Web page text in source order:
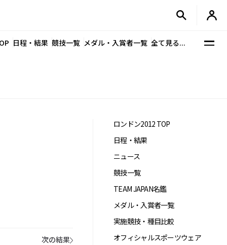
日程・結果 競技一覧 メダル・入賞者一覧 全て見る...
次の結果
ロンドン2012 TOP
日程・結果
ニュース
競技一覧
TEAM JAPAN名鑑
メダル・入賞者一覧
実施競技・種目比較
オフィシャルスポーツウェア